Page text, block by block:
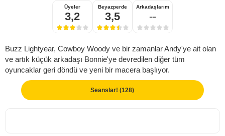
Üyeler
3,2
Beyazperde
3,5
Arkadaşlarım
--
Buzz Lightyear, Cowboy Woody ve bir zamanlar Andy'ye ait olan
ve artık küçük arkadaşı Bonnie'ye devredilen diğer tüm
oyuncaklar geri döndü ve yeni bir macera başlıyor.
Seanslar! (128)